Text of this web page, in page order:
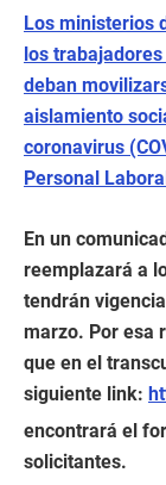
Los ministerios
los
deban
aislamiento
coronavirus
Personal
En un
reemplazará a
tendrán
marzo. Por esa
que en el
siguiente link:
encontrará el
solicitantes.